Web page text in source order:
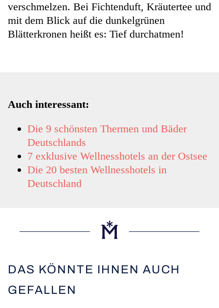
verschmelzen. Bei Fichtenduft, Kräutertee und
mit dem Blick auf die dunkelgrünen
Blätterkronen heißt es: Tief durchatmen!
Auch interessant:
Die 9 schönsten Thermen und Bäder
Deutschlands
7 exklusive Wellnesshotels an der Ostsee
Die 20 besten Wellnesshotels in
Deutschland
DAS KÖNNTE IHNEN AUCH
GEFALLEN